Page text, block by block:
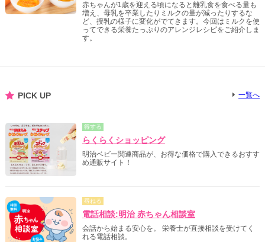
赤ちゃんが1歳を迎える頃になると離乳食を食べる量も
増え、母乳を卒業したりミルクの量が減ったりするな
ど、授乳の様子に変化がでてきます。今回はミルクを使
ってできる栄養たっぷりのアレンジレシピをご紹介しま
す。
PICK UP 一覧へ
得する
らくらくショッピング
明治ベビー関連商品が、お得な価格で購入できるおすす
め通販サイト！
尋ねる
電話相談:明治 赤ちゃん相談室
会話から始まる安心を。 栄養士が直接相談を受けてく
れる電話相談。